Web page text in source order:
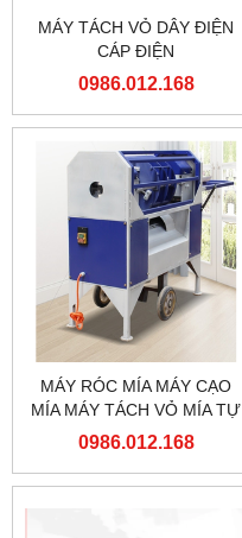
MÁY TÁCH VỎ DÂY ĐIỆN
CÁP ĐIỆN
0986.012.168
MÁY RÓC MÍA MÁY CẠO
MÍA MÁY TÁCH VỎ MÍA TỰ
ĐỘNG
0986.012.168